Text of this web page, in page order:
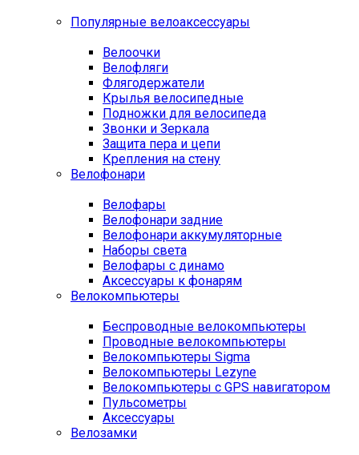
Популярные велоаксессуары
Велоочки
Велофляги
Флягодержатели
Крылья велосипедные
Подножки для велосипеда
Звонки и Зеркала
Защита пера и цепи
Крепления на стену
Велофонари
Велофары
Велофонари задние
Велофонари аккумуляторные
Наборы света
Велофары с динамо
Аксессуары к фонарям
Велокомпьютеры
Беспроводные велокомпьютеры
Проводные велокомпьютеры
Велокомпьютеры Sigma
Велокомпьютеры Lezyne
Велокомпьютеры с GPS навигатором
Пульсометры
Аксессуары
Велозамки